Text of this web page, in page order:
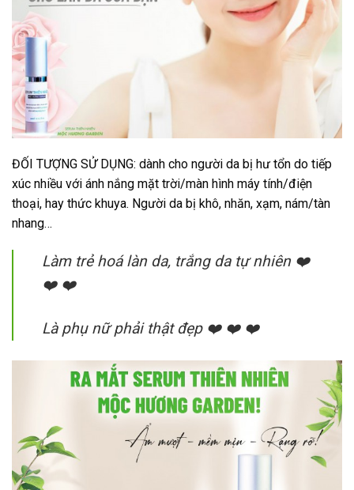
ĐỐI TƯỢNG SỬ DỤNG: dành cho người da bị hư tổn do tiếp
xúc nhiều với ánh nắng mặt trời/màn hình máy tính/điện
thoại, hay thức khuya. Người da bị khô, nhăn, xạm, nám/tàn
nhang…
Làm trẻ hoá làn da, trắng da tự nhiên ❤️
❤️ ❤️
Là phụ nữ phải thật đẹp ❤️ ❤️ ❤️